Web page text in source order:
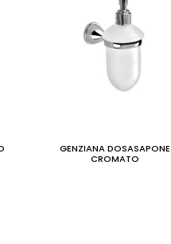
GENZIANA DOSASAPONE
CROMATO